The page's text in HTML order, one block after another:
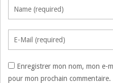
Enregistrer mon nom, mon e-
pour mon prochain commentaire.